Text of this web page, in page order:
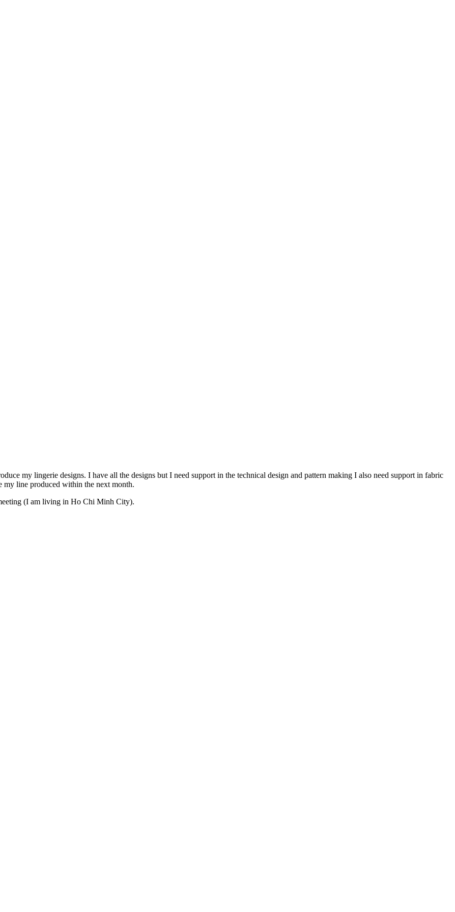
my lingerie designs. I have all the designs but I need support in the technical design and pattern making I also need support in fabric
my line produced within the next month.
(I am living in Ho Chi Minh City).